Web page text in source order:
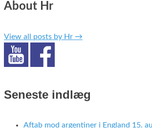
About Hr
View all posts by Hr →
Seneste indlæg
Aftab mod argentiner i England 15.